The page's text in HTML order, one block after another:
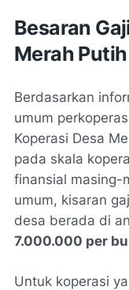
Besaran
Merah Putih
Berdasarkan
umum
Koperasi Desa
pada skala
finansial masing-
umum, kisaran
desa berada di
7.000.000 per
Untuk koperasi